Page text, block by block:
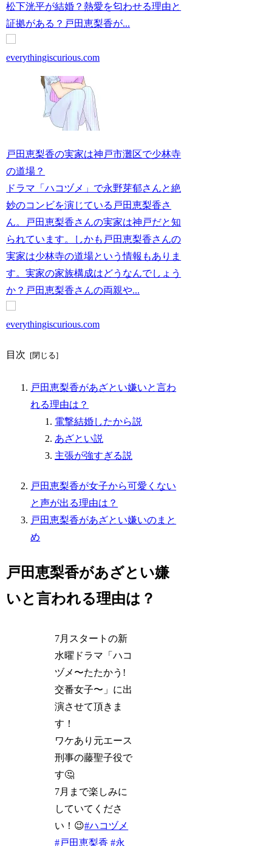
松下洸平が結婚？熱愛を匂わせる理由と
証拠がある？戸田恵梨香が...
everythingiscurious.com
戸田恵梨香の実家は神戸市灘区で少林寺
の道場？
ドラマ「ハコヅメ」で永野芽郁さんと絶
妙のコンビを演じている戸田恵梨香さ
ん。戸田恵梨香さんの実家は神戸だと知
られています。しかも戸田恵梨香さんの
実家は少林寺の道場という情報もありま
す。実家の家族構成はどうなんでしょう
か？戸田恵梨香さんの両親や...
everythingiscurious.com
目次
戸田恵梨香があざとい嫌いと言わ
れる理由は？
電撃結婚したから説
あざとい説
主張が強すぎる説
戸田恵梨香が女子から可愛くない
と声が出る理由は？
戸田恵梨香があざとい嫌いのまと
め
戸田恵梨香があざとい嫌
いと言われる理由は？
7月スタートの新
水曜ドラマ「ハコ
ヅメ〜たたかう!
交番女子〜」に出
演させて頂きま
す！
ワケあり元エース
刑事の藤聖子役で
す🤔
7月まで楽しみに
していてくださ
い！😉#ハコヅメ
#戸田恵梨香 #永